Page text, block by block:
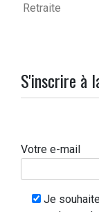
Retraite
S'inscrire à
Votre e-mail
Je